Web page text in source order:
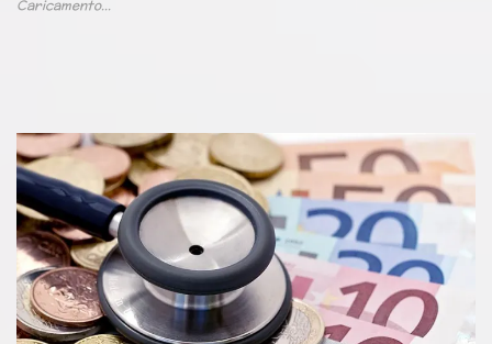
Caricamento...